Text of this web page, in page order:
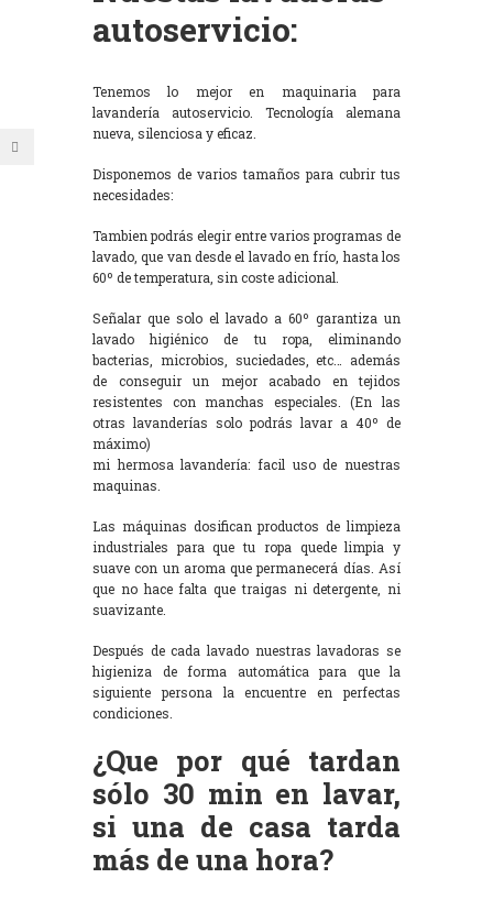
autoservicio:
Tenemos lo mejor en maquinaria para
lavandería autoservicio. Tecnología alemana
nueva, silenciosa y eficaz.
Disponemos de varios tamaños para cubrir tus
necesidades:
Tambien podrás elegir entre varios programas de
lavado, que van desde el lavado en frío, hasta los
60º de temperatura, sin coste adicional.
Señalar que solo el lavado a 60º garantiza un
lavado higiénico de tu ropa, eliminando
bacterias, microbios, suciedades, etc… además
de conseguir un mejor acabado en tejidos
resistentes con manchas especiales. (En las
otras lavanderías solo podrás lavar a 40º de
máximo)
mi hermosa lavandería: facil uso de nuestras
maquinas.
Las máquinas dosifican productos de limpieza
industriales para que tu ropa quede limpia y
suave con un aroma que permanecerá días. Así
que no hace falta que traigas ni detergente, ni
suavizante.
Después de cada lavado nuestras lavadoras se
higieniza de forma automática para que la
siguiente persona la encuentre en perfectas
condiciones.
¿Que por qué tardan
sólo 30 min en lavar,
si una de casa tarda
más de una hora?